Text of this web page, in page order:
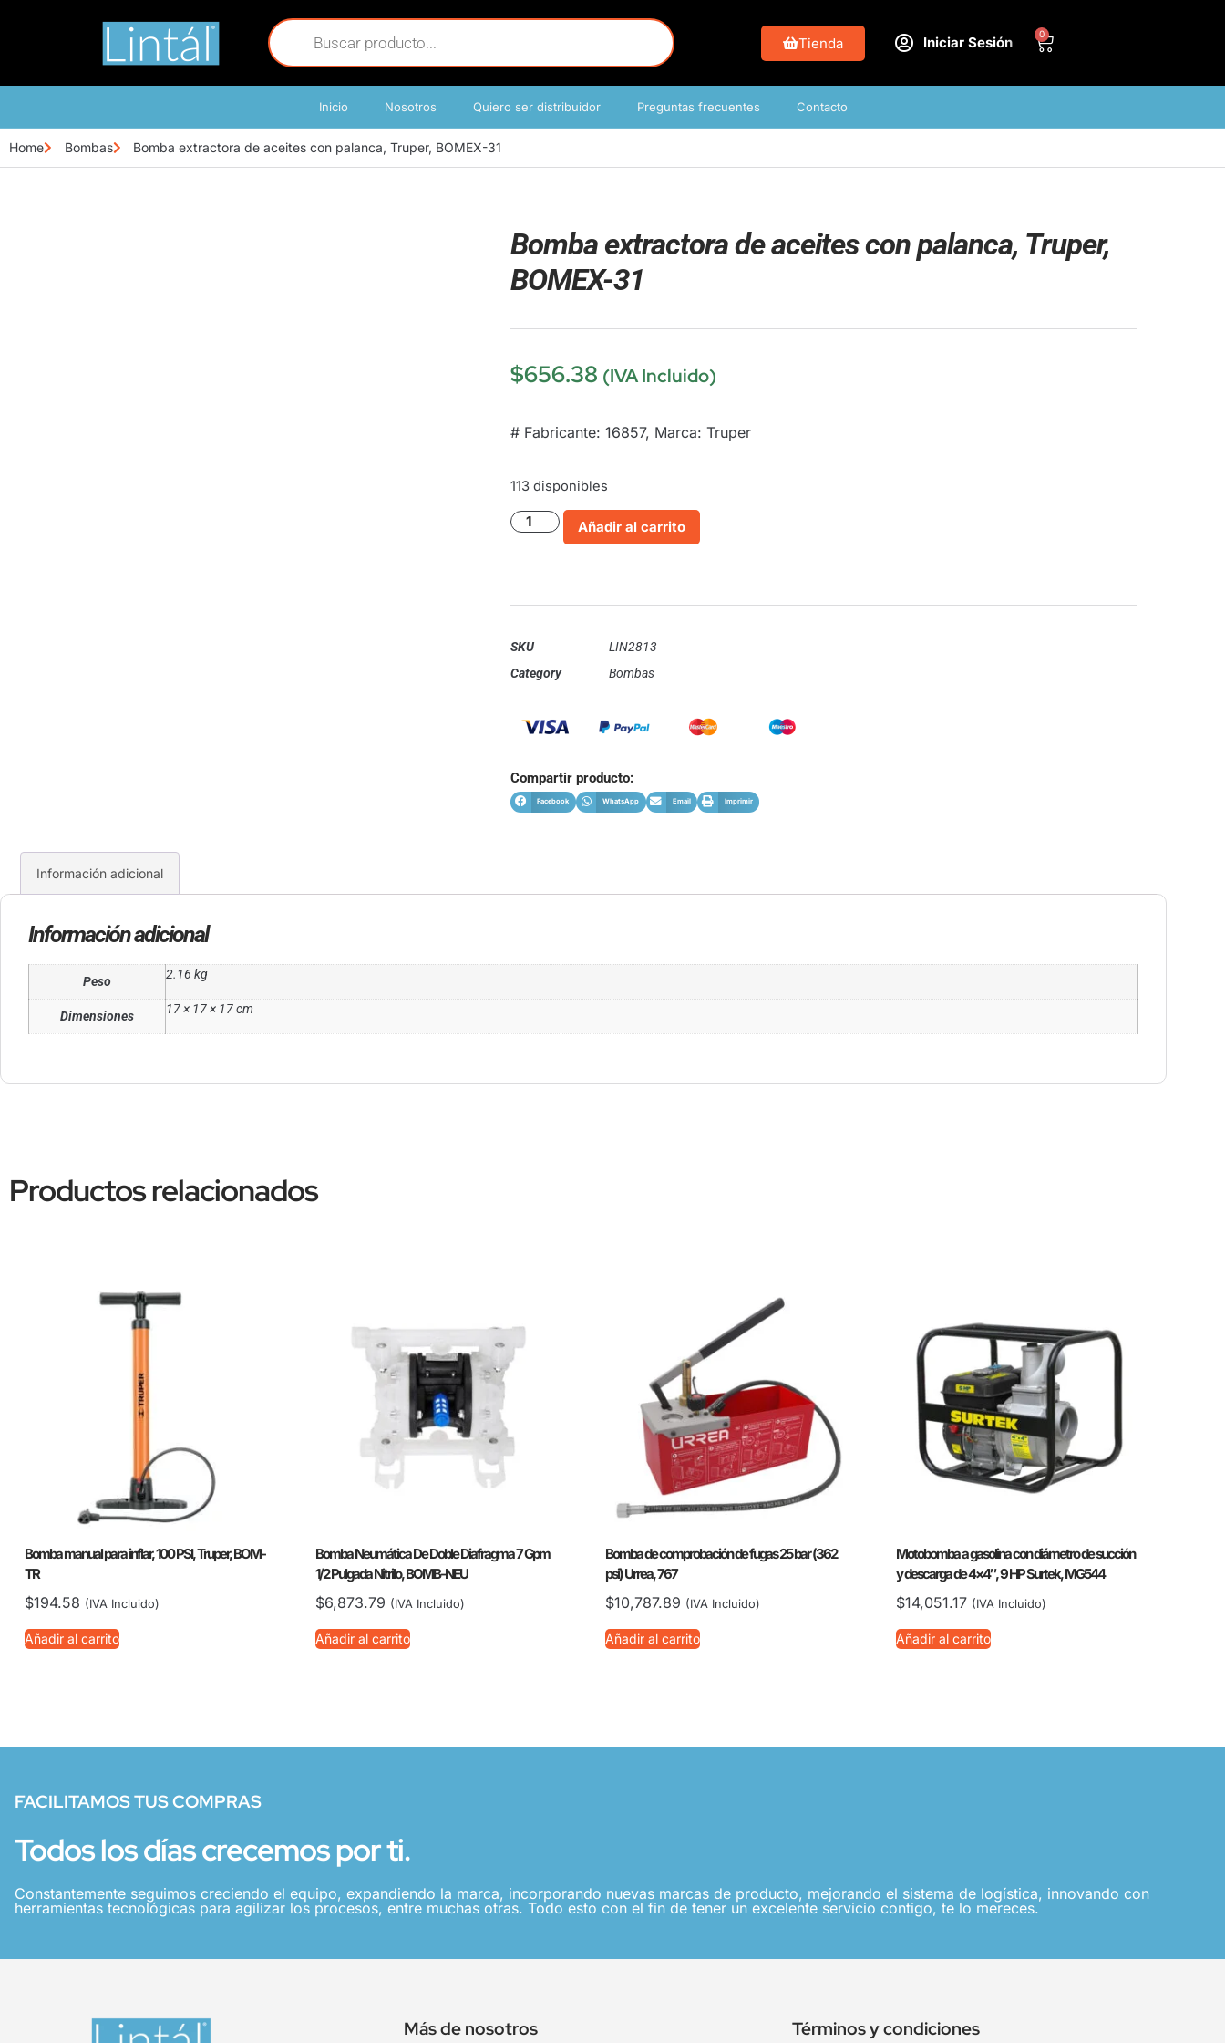
Tienda Iniciar Sesión
0
Inicio Nosotros Quiero ser distribuidor Preguntas frecuentes Contacto
Home Bombas Bomba extractora de aceites con palanca, Truper, BOMEX-31
Bomba extractora de aceites con palanca, Truper,
BOMEX-31
$656.38 (IVA Incluido)
# Fabricante: 16857, Marca: Truper
113 disponibles
Añadir al carrito
SKU
LIN2813
Category
Bombas
Compartir producto:
Facebook WhatsApp Email Imprimir
Información adicional
Información adicional
Peso 2.16 kg
Dimensiones 17 × 17 × 17 cm
Productos relacionados
Bomba manual para inflar, 100 PSI, Truper, BOM-
TR
$194.58 (IVA Incluido)
Añadir al carrito
Bomba Neumática De Doble Diafragma 7 Gpm
1/2 Pulgada Nitrilo, BOMB-NEU
$6,873.79 (IVA Incluido)
Añadir al carrito
Bomba de comprobación de fugas 25 bar (362
psi) Urrea, 767
$10,787.89 (IVA Incluido)
Añadir al carrito
Motobomba a gasolina con diámetro de succión
y descarga de 4×4″, 9 HP Surtek, MG544
$14,051.17 (IVA Incluido)
Añadir al carrito
FACILITAMOS TUS COMPRAS
Todos los días crecemos por ti.
Constantemente seguimos creciendo el equipo, expandiendo la marca, incorporando nuevas marcas de producto, mejorando el sistema de logística, innovando con
herramientas tecnológicas para agilizar los procesos, entre muchas otras. Todo esto con el fin de tener un excelente servicio contigo, te lo mereces.
Más de nosotros Términos y condiciones